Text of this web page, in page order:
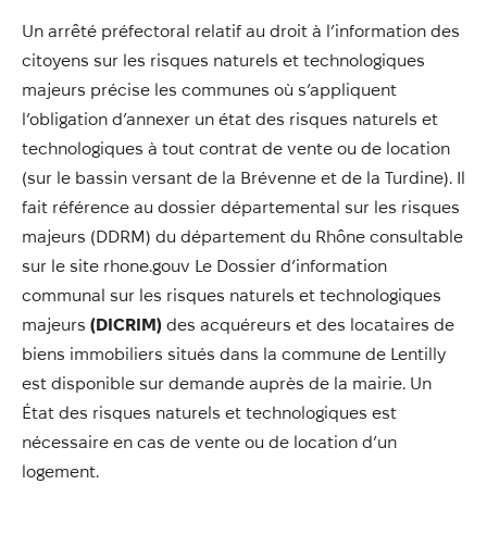
Un arrêté préfectoral relatif au droit à l’information des
citoyens sur les risques naturels et technologiques
majeurs précise les communes où s’appliquent
l’obligation d’annexer un état des risques naturels et
technologiques à tout contrat de vente ou de location
(sur le bassin versant de la Brévenne et de la Turdine). Il
fait référence au dossier départemental sur les risques
majeurs (DDRM) du département du Rhône consultable
sur le site rhone.gouv Le Dossier d’information
communal sur les risques naturels et technologiques
majeurs (DICRIM) des acquéreurs et des locataires de
biens immobiliers situés dans la commune de Lentilly
est disponible sur demande auprès de la mairie. Un
État des risques naturels et technologiques est
nécessaire en cas de vente ou de location d’un
logement.